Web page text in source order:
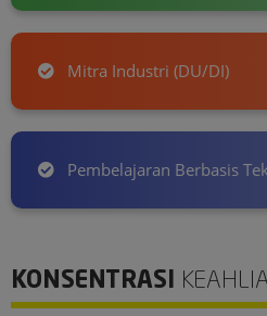
Mitra Industri (DU/DI)
Pembelajaran Berbasis
KONSENTRASI